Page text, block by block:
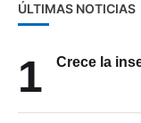
ÚLTIMAS NOTICIAS
1 Crece la